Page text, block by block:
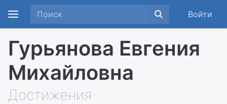
Войти
Гурьянова Евгения
Михайловна
Достижения